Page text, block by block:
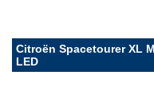
Citroën Spacetourer XL
LED